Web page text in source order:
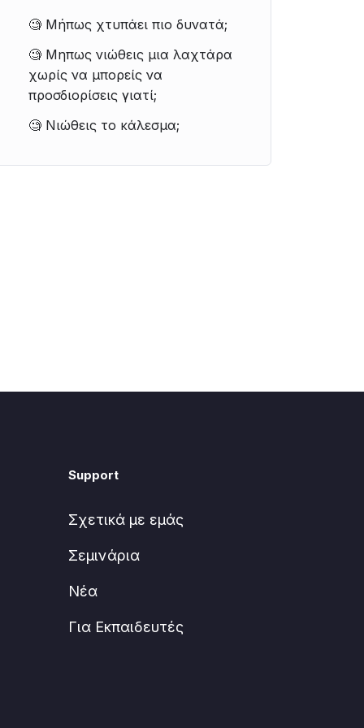
🧐 Μήπως χτυπάει πιο δυνατά;
🧐 Μηπως νιώθεις μια λαχτάρα
χωρίς να μπορείς να
προσδιορίσεις γιατί;
🧐 Νιώθεις το κάλεσμα;
Support
Σχετικά με εμάς
Σεμινάρια
Νέα
Για Εκπαιδευτές